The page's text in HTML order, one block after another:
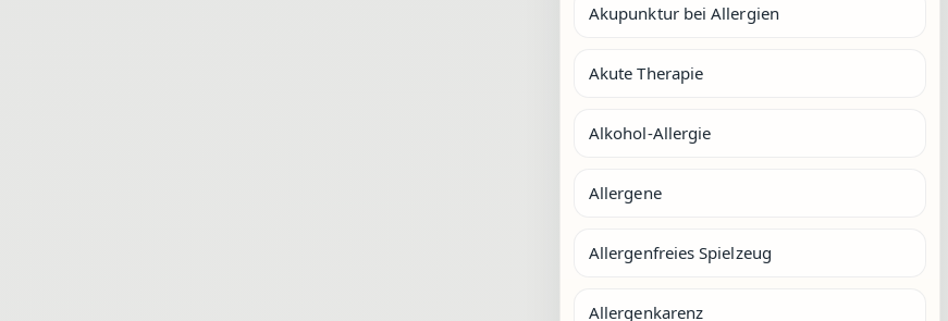
Akupunktur bei Allergien
Akute Therapie
Alkohol-Allergie
Allergene
Allergenfreies Spielzeug
Allergenkarenz